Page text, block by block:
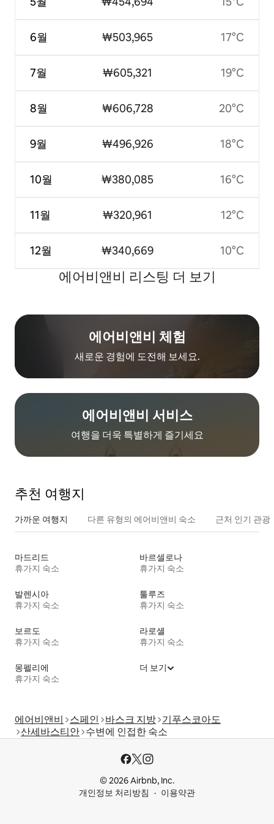
6월
7월
8월
9월
10월
11월
12월
₩503,965
₩605,321
₩606,728
₩496,926
₩380,085
₩320,961
₩340,669
17°C
19°C
20°C
18°C
16°C
12°C
10°C
에어비앤비 리스팅 더 보기
에어비앤비 체험
새로운 경험에 도전해 보세요.
에어비앤비 서비스
여행을 더욱 특별하게 즐기세요
추천 여행지
가까운 여행지 다른 유형의 에어비앤비 숙소 근처 인기 관광
마드리드
휴가지 숙소
바르셀로나
휴가지 숙소
발렌시아
휴가지 숙소
툴루즈
휴가지 숙소
보르도
휴가지 숙소
라로셸
휴가지 숙소
몽펠리에
휴가지 숙소
더 보기
에어비앤비 스페인 바스크 지방 기푸스코아도
산세바스티안 수변에 인접한 숙소
© 2026 Airbnb, Inc.
개인정보 처리방침
이용약관